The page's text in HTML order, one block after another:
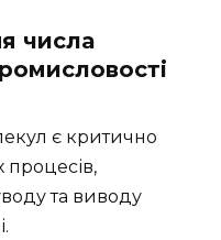
числа
є критично
процесів,
та виводу